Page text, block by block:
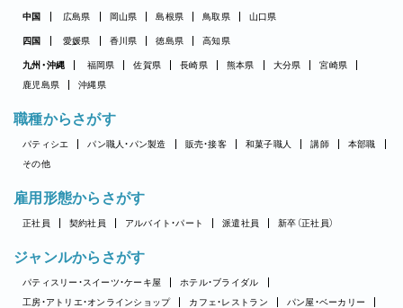
中国 広島県 岡山県 島根県 鳥取県 山口県
四国 愛媛県 香川県 徳島県 高知県
九州・沖縄 福岡県 佐賀県 長崎県 熊本県 大分県
宮崎県
鹿児島県
沖縄県
職種からさがす
パティシエ パン職人・パン製造 販売・接客 和菓子職人 講師
本部職
その他
雇用形態からさがす
正社員 契約社員 アルバイト・パート 派遣社員 新卒（正社員）
ジャンルからさがす
パティスリー・スイーツ・ケーキ屋
ホテル・ブライダル
工房・アトリエ・オンラインショップ
カフェ・レストラン
パン屋・ベーカリー